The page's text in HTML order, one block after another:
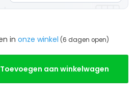
in onze winkel (6 dagen open)
Toevoegen aan winkelwagen